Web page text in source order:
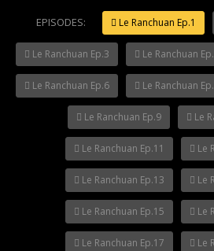
NOW PLAYING
EPISODES: Le Ranchuan Ep.1
Le Ranchuan Ep.3 Le Ranchuan
Le Ranchuan Ep.6 Le Ranchuan
Le Ranchuan Ep.9 Le
Le Ranchuan Ep.11 Le
Le Ranchuan Ep.13 Le
Le Ranchuan Ep.15 Le
Le Ranchuan Ep.17 Le